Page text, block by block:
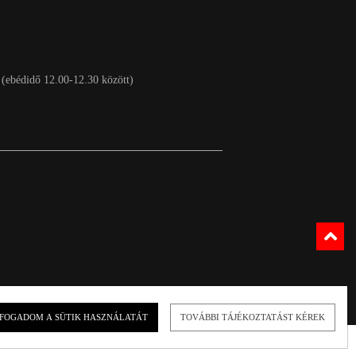
12.00-12.30 között)
A SÜTIK HASZNÁLATÁT TOVÁBBI TÁJÉKOZTATÁST KÉREK